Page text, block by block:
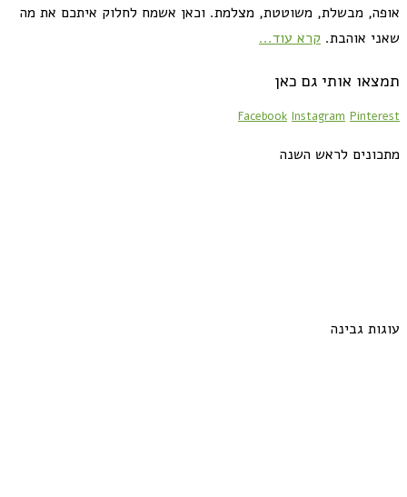
אופה, מבשלת, משוטטת, מצלמת. וכאן אשמח לחלוק איתכם את מה
שאני אוהבת. קרא עוד...
תמצאו אותי גם כאן
Facebook Instagram Pinterest
מתכונים לראש השנה
עוגות גבינה